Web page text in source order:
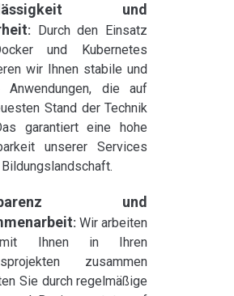
und
: Durch den Einsatz
und Kubernetes
wir Ihnen stabile und
Anwendungen, die auf
Stand der Technik
garantiert eine hohe
unserer Services
und
: Wir arbeiten
Ihnen in Ihren
zusammen
Sie durch regelmäßige